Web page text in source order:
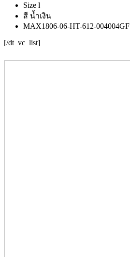
Size l
สี น้ำเงิน
MAX1806-06-HT-612-004004GF
[/dt_vc_list]